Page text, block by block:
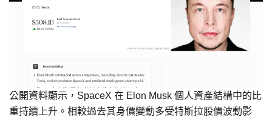
公開資料顯示，SpaceX 在 Elon Musk 個人資產結構中的比
重持續上升。相較過去其身價變動多受特斯拉股價波動影